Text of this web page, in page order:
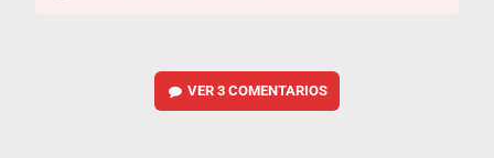
VER3 COMENTARIOS